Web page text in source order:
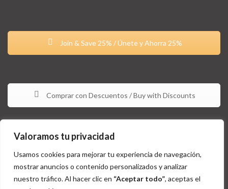
Valoramos tu privacidad
Usamos cookies para mejorar tu experiencia de navegación,
mostrar anuncios o contenido personalizados y analizar
nuestro tráfico. Al hacer clic en “Aceptar todo”, aceptas el
Join & Save 25% / Únete y Ahorra 25%
Comprar con Descuentos / Buy with Discounts
Estos productos no están aprobados por la FDA y no tienen la